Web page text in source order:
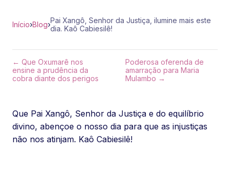
Início›Blog›Pai Xangô, Senhor da Justiça, ilumine mais este
dia. Kaô Cabiesilê!
← Que Oxumarê nos
ensine a prudência da
cobra diante dos perigos
Poderosa oferenda de
amarração para Maria
Mulambo →
Que Pai Xangô, Senhor da Justiça e do equilíbrio
divino, abençoe o nosso dia para que as injustiças
não nos atinjam. Kaô Cabiesilê!